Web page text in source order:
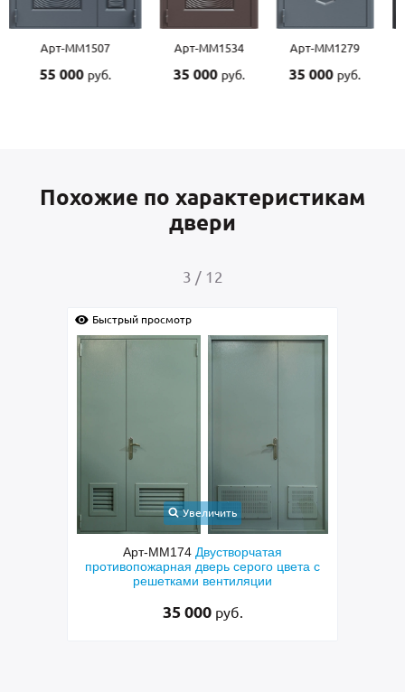
Арт-ММ1507
55 000 руб.
Арт-ММ1534
35 000 руб.
Арт-ММ1279
35 000 руб.
Похожие по характеристикам
двери
3 / 12
Быстрый просмотр
Увеличить
Арт-ММ174 Двустворчатая
противопожарная дверь серого цвета с
решетками вентиляции
35 000 руб.